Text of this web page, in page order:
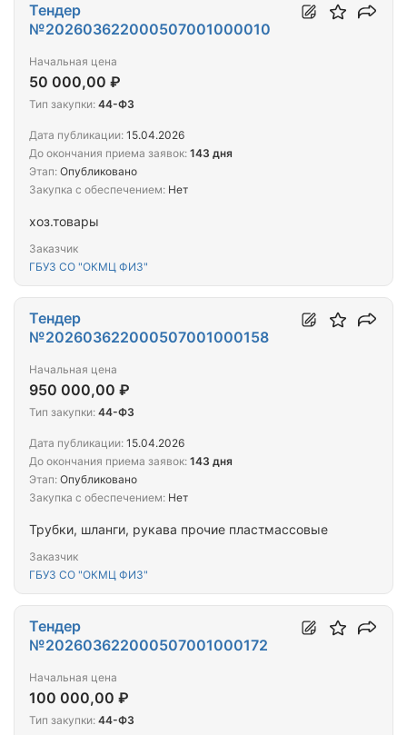
хоз.товары
Заказчик
ГБУЗ СО "ОКМЦ ФИЗ"
Тендер
№202603622000507001000010
Начальная цена
50 000,00 ₽
Тип закупки: 44-ФЗ
Дата публикации: 15.04.2026
До окончания приема заявок: 143 дня
Этап: Опубликовано
Закупка с обеспечением: Нет
Трубки, шланги, рукава прочие пластмассовые
Заказчик
ГБУЗ СО "ОКМЦ ФИЗ"
Тендер
№202603622000507001000158
Начальная цена
950 000,00 ₽
Тип закупки: 44-ФЗ
Дата публикации: 15.04.2026
До окончания приема заявок: 143 дня
Этап: Опубликовано
Закупка с обеспечением: Нет
Тендер
№202603622000507001000172
Начальная цена
100 000,00 ₽
Тип закупки: 44-ФЗ